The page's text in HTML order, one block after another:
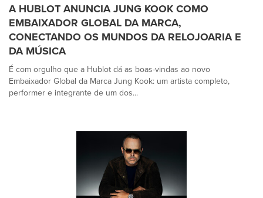
A HUBLOT ANUNCIA JUNG KOOK COMO
EMBAIXADOR GLOBAL DA MARCA,
CONECTANDO OS MUNDOS DA RELOJOARIA E
DA MÚSICA
É com orgulho que a Hublot dá as boas-vindas ao novo
Embaixador Global da Marca Jung Kook: um artista completo,
performer e integrante de um dos...